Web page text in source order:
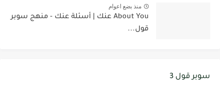
منذ بضع اعوام
About You عنك | أسئلة عنك - منهج سوبر
قول...
سوبر قول 3